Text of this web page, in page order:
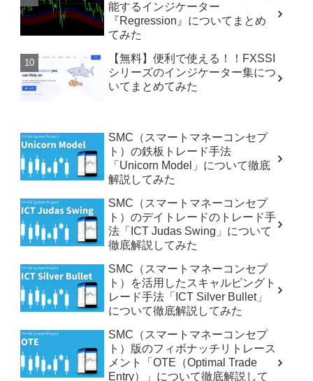
能するインジケーター
『Regression』についてまとめ
てみた
【無料】便利で使える！！FXSSI
シリーズのインジケーター集につ
いてまとめてみた
SMC（スマートマネーコンセプ
ト）の鉄板トレード手法
「Unicorn Model」について徹底
解説してみた
SMC（スマートマネーコンセプ
ト）のデイトレードのトレード手
法「ICT Judas Swing」について
徹底解説してみた
SMC（スマートマネーコンセプ
ト）を活用したスキャルピングト
レード手法「ICT Silver Bullet」
について徹底解説してみた
SMC（スマートマネーコンセプ
ト）版のフィボナッチリトレース
メント「OTE（Optimal Trade
Entry）」について徹底解説して